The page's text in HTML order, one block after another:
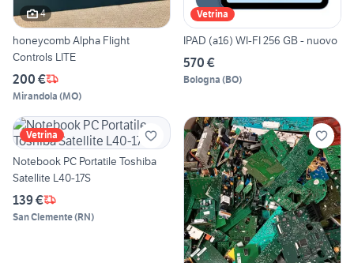
4
honeycomb Alpha Flight
Controls LITE
200 €
Mirandola (MO)
Vetrina
IPAD (a16) WI-FI 256 GB - nuovo
570 €
Bologna (BO)
Vetrina
Notebook PC Portatile Toshiba
Satellite L40-17S
139 €
San Clemente(RN)